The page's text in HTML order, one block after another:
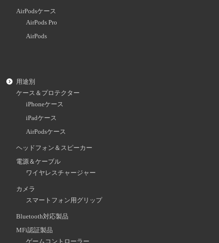
AirPodsケース
AirPods Pro
AirPods
用途別
ケース＆プロテクター
iPhoneケース
iPadケース
AirPodsケース
ヘッドフォン＆スピーカー
電源＆ケーブル
ワイヤレスチャージャー
カメラ
スマートフォン用グリップ
Bluetooth対応製品
MFi認証製品